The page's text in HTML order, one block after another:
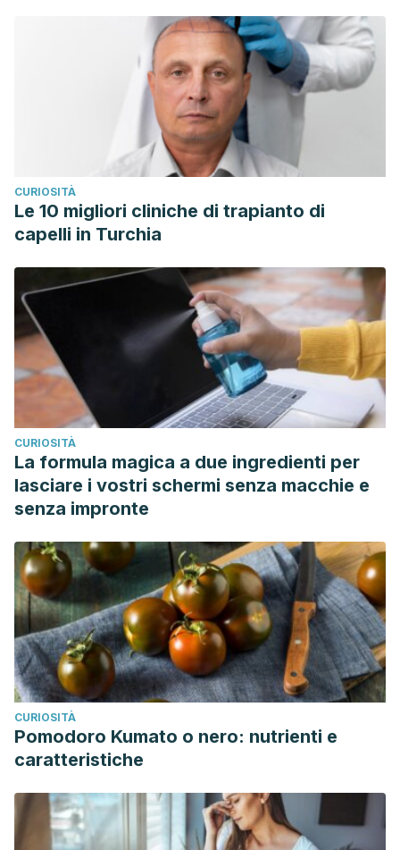
CURIOSITÀ
Le 10 migliori cliniche di trapianto di
capelli in Turchia
CURIOSITÀ
La formula magica a due ingredienti per
lasciare i vostri schermi senza macchie e
senza impronte
CURIOSITÀ
Pomodoro Kumato o nero: nutrienti e
caratteristiche